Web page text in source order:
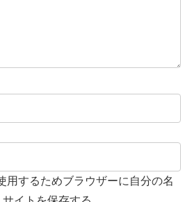
用するためブラウザーに自分の名